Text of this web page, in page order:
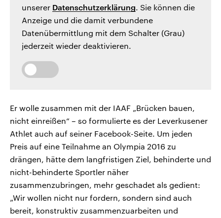
unserer Datenschutzerklärung. Sie können die
Anzeige und die damit verbundene
Datenübermittlung mit dem Schalter (Grau)
jederzeit wieder deaktivieren.
Er wolle zusammen mit der IAAF „Brücken bauen,
nicht einreißen“ – so formulierte es der Leverkusener
Athlet auch auf seiner Facebook-Seite. Um jeden
Preis auf eine Teilnahme an Olympia 2016 zu
drängen, hätte dem langfristigen Ziel, behinderte und
nicht-behinderte Sportler näher
zusammenzubringen, mehr geschadet als gedient:
„Wir wollen nicht nur fordern, sondern sind auch
bereit, konstruktiv zusammenzuarbeiten und